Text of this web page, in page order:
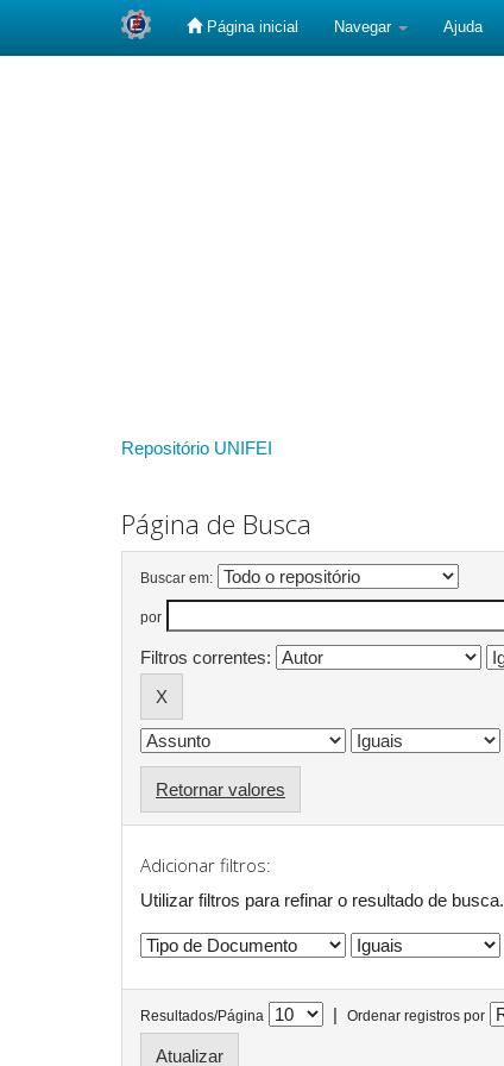
Página inicial Navegar Ajuda
Repositório UNIFEI
Página de Busca
Buscar em:
por
Filtros correntes:
Retornar valores
Adicionar filtros:
Utilizar filtros para refinar o resultado de busca.
Resultados/Página | Ordenar registros por